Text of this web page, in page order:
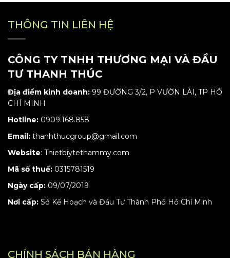
THÔNG TIN LIÊN HỆ
CÔNG TY TNHH THƯƠNG MẠI VÀ ĐẦU
TƯ THANH THÚC
Địa điểm kinh doanh: 99 ĐƯỜNG 3/2, P VƯỜN LÀI, TP HỒ
CHÍ MINH
Hotline: 0909.168.858
Email: thanhthucgroup@gmail.com
Website: Thietbiytethammy.com
Mã số thuế: 0315781519
Ngày cấp: 09/07/2019
Nơi cấp: Sở Kế Hoạch và Đầu Tư Thành Phố Hồ Chí Minh
CHÍNH SÁCH BÁN HÀNG